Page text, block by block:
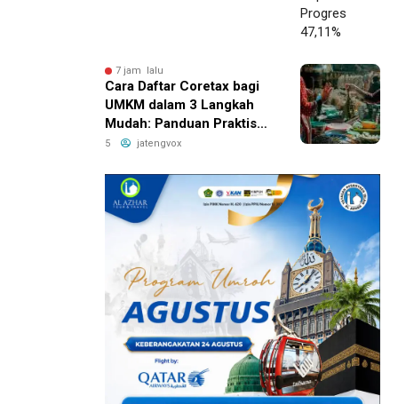
7 jam lalu
Cara Daftar Coretax bagi
UMKM dalam 3 Langkah
Mudah: Panduan Praktis
yang Bikin Bisnis Anda
5 jatengvox